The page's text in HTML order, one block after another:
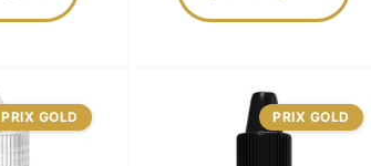
PRIX GOLD PRIX GOLD